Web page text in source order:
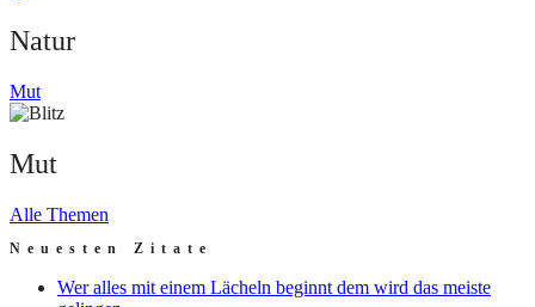
Natur
Mut
Mut
Alle Themen
Neuesten Zitate
Wer alles mit einem Lächeln beginnt dem wird das meiste